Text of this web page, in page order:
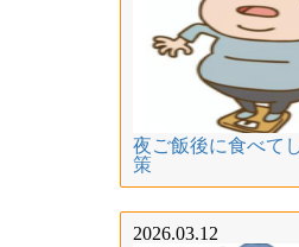
夜ご飯後に食べて
策
2026.03.12